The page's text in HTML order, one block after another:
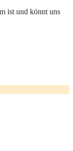
ist und könnt uns